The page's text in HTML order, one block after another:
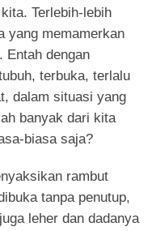
Terlebih-lebih
yang memamerkan
Entah dengan
terbuka, terlalu
dalam situasi yang
banyak dari kita
biasa saja?
rambut
tanpa penutup,
leher dan dadanya